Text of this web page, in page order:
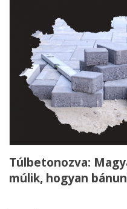
Túlbetonozva:
múlik, hogyan